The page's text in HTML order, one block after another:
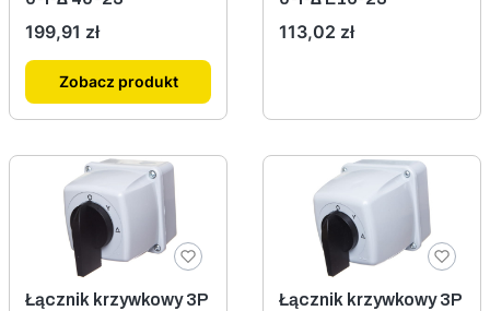
Cena
199,91 zł
Zobacz produkt
Cena
113,02 zł
Łącznik krzywkowy 3P
Łącznik krzywkowy 3P